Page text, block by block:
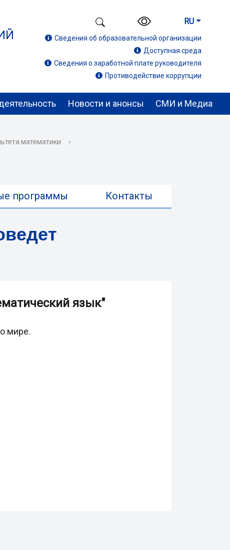
RU
Сведения об образовательной организации
Доступная среда
Сведения о заработной плате руководителя
Противодействие коррупции
Новости и анонсы СМИ и Медиа
математики
›
программы Контакты
язык"
мире.